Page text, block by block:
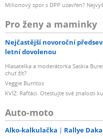
Milionový spor s DPP uzavřen?
Pro ženy a maminky
Nejčastější novoroční
letní dovolenou
Hlasatelka a moderátorka Saskia
chuť žít?
Veggie Burritos
KVÍZ: Rafťáci. Otestujte své znalosti
Auto-moto
Alko-kalkulačka Rallye